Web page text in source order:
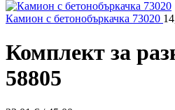
Камион с бетонобъркачка 73020
Комплект за
58805